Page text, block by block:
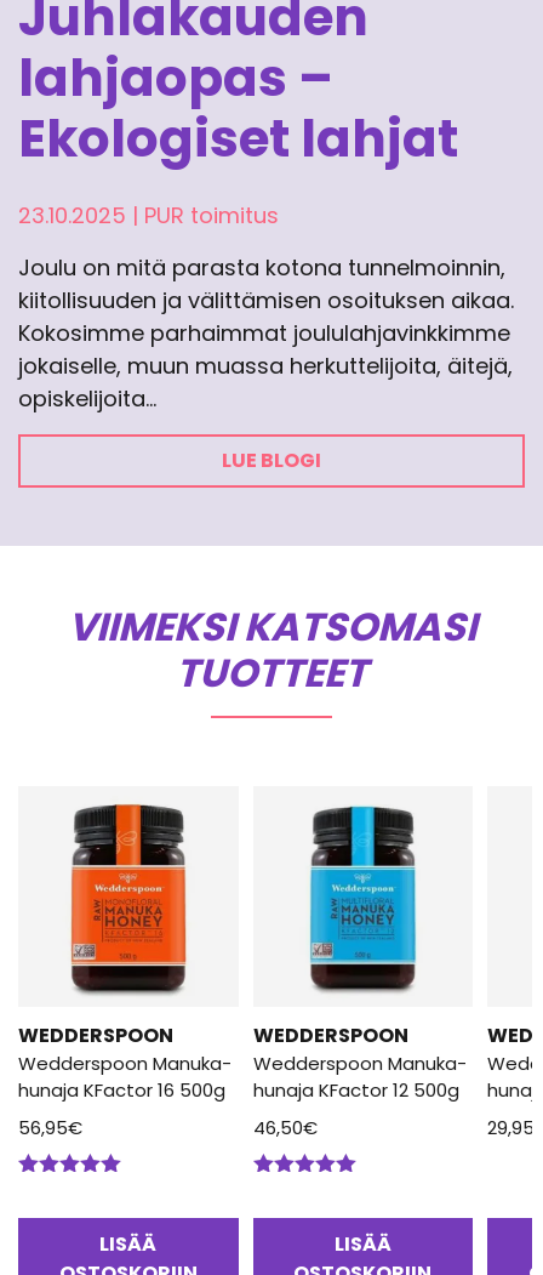
Juhlakauden
lahjaopas –
Ekologiset lahjat
23.10.2025 | PUR toimitus
Joulu on mitä parasta kotona tunnelmoinnin,
kiitollisuuden ja välittämisen osoituksen aikaa.
Kokosimme parhaimmat joululahjavinkkimme
jokaiselle, muun muassa herkuttelijoita, äitejä,
opiskelijoita…
LUE BLOGI
VIIMEKSI KATSOMASI
TUOTTEET
WEDDERSPOON
Wedderspoon Manuka-
hunaja KFactor 16 500g
56,95€
LISÄÄ
WEDDERSPOON
Wedderspoon Manuka-
hunaja KFactor 12 500g
46,50€
LISÄÄ
29,95